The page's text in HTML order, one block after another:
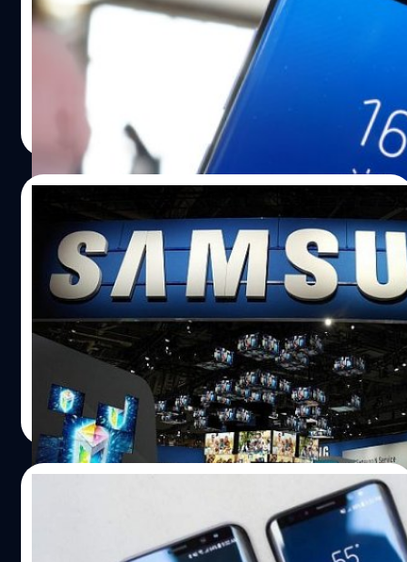
The Bell รายงานว่า Samsung Galaxy S9 หรือเรือธงรุ่นต่อไป
ของ Samsung จะใช้หน้าจอ Infinity Display แบบเดียวและ
ไซส์เดียวกันกับ Galaxy S8 ที่หน้าจอขนาด 5.8 นิ้วและ 6.2 นิ้ว
สำหรับ S9 และ S9 Plus ยังมีรายงานความคืบหน้าในส่วนของ
การฝังสแกนลายนิ้วมือลงในหน้าจอนั้น Samsung ยังคง
พยายามอย่างต่อเนื่องเพื่อให้เทคโยโลยีนี้เป็นจริง ซึ่งก่อนหน้า
นี้ก็ดันพลาดที่จะใส่ใน Galaxy S8 เนื่องจากปัญหาความสว่าง
หน้าจอที่ไม่เท่ากัน จนต้องย้ายตัวสแกนลายนิ้วมือไปไว้ที่หลัง
เครื่อง ด้านสเปกของ Galaxy S9 นั้นคาดว่าจะมาพร้อมชิปเซ็ต
Snapdragon 845 แรม 6GB กล้องคู่ และแกะกล่องพร้อม
Android O ครับ ในส่วนของ Galaxy Note 8 นั้น มีรายงานว่า
Samsung Display ได้เริ่มกระบวนการผลิตหน้าจอขนาด 6.3
นิ้วเป็นที่เรียบร้อยแล้ว…
วัชรกุล พัฒนาประทีป | 3306 days ago
Samsung คาดการณ์ ทำกำไรในไตรมาส 2
สูงสุดเป็นประวัติการณ์
หลังจาก Samsung ทำรายได้อย่างน่าประทับใจในไตรมาสที่ 1
ของปี 2017 ล่าสุดดูเหมือน่วาจะดียิ่งขึ้นในไตรมาสที่ 2 ซึ่งทั้ง
ยอดจำหน่ายและผลกำไรจากการดำเนินงานนั้นสูงขึ้นกว่า
20% โดย Samsung ได้ประมาณการรายได้ในไตรมาสที่ 2 ไว้
ที่ประมาณ 60 ล้านล้านวอน หรือประมาณ 5.2 หมื่นล้าน
เหรียญ (ประมาณ 1.8 ล้านล้านบาท)
ปรีดี ฤกษ์วลีกุล | 3318 days ago
Read More
วิศวกร Samsung ปฏิเสธ! “ไม่มี Galaxy S8